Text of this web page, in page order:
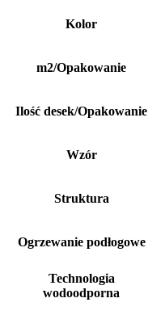
Kolor
m2/Opakowanie
Ilość desek/Opakowanie
Wzór
Struktura
Ogrzewanie podłogowe
Technologia
wodoodporna